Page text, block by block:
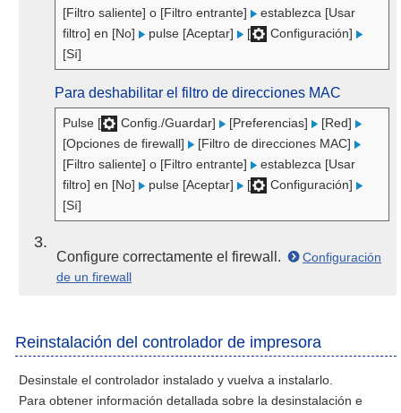
[Filtro saliente] o [Filtro entrante]
establezca [Usar
filtro] en [No]
pulse [Aceptar] [
Configuración]
[Sí]
Para deshabilitar el filtro de direcciones MAC
Pulse [ Config./Guardar] [Preferencias]
[Red]
[Opciones de firewall]
[Filtro de direcciones MAC]
[Filtro saliente] o [Filtro entrante]
establezca [Usar
filtro] en [No]
pulse [Aceptar] [
Configuración]
[Sí]
3
Configure correctamente el firewall.
Configuración
de un firewall
Reinstalación del controlador de impresora
Desinstale el controlador instalado y vuelva a instalarlo.
Para obtener información detallada sobre la desinstalación e